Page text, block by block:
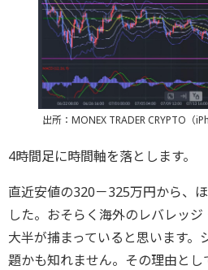
出所：MONEX TRADER CRYPTO（
4時間足に時間軸を落とします。
直近安値の320－325万円から、
した。おそらく海外のレバレッ
大半が捕まっていると思います。
題かも知れません。その理由と